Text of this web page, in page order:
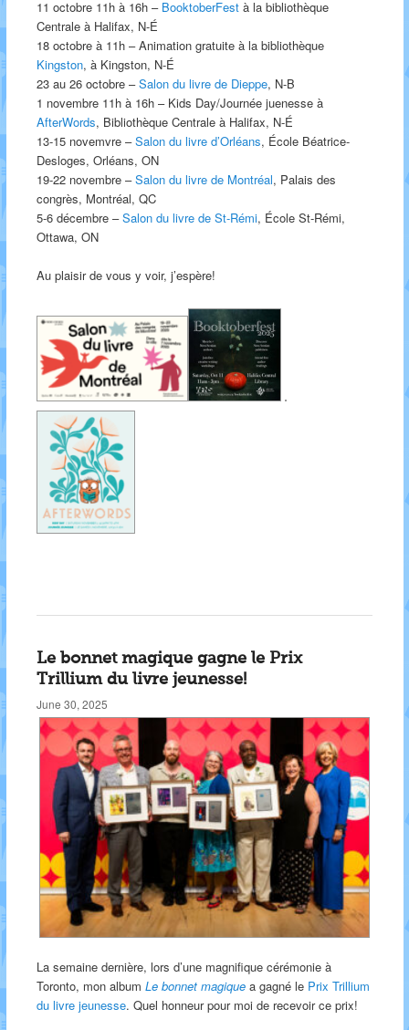
11 octobre 11h à 16h – BooktoberFestà la bibliothèque
Centrale à Halifax, N-É
18 octobre à 11h – Animation gratuite à la bibliothèque
Kingston, à Kingston, N-É
23 au 26 octobre –Salon du livre de Dieppe, N-B
1 novembre 11h à 16h – Kids Day/Journée juenesse à
AfterWords, Bibliothèque Centrale à Halifax, N-É
13-15 novemvre –Salon du livre d’Orléans, École Béatrice-
Desloges, Orléans, ON
19-22 novembre –Salon du livre de Montréal, Palais des
congrès, Montréal, QC
5-6 décembre –Salon du livre de St-Rémi, École St-Rémi,
Ottawa, ON
Au plaisir de vous y voir, j’espère!
Le bonnet magique gagne le Prix
Trillium du livre jeunesse!
June 30, 2025
La semaine dernière, lors d’une magnifique cérémonie à
Toronto, mon album Le bonnet magiquea gagné le Prix Trillium
du livre jeunesse. Quel honneur pour moi de recevoir ce prix!